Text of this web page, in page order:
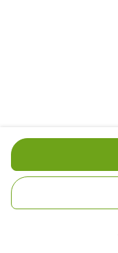
Ingrediënten